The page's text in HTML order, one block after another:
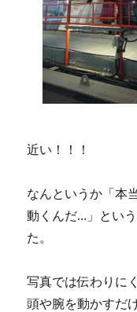
近い！！！
なんというか「本
動くんだ…」とい
た。
写真では伝わりに
頭や腕を動かすだ